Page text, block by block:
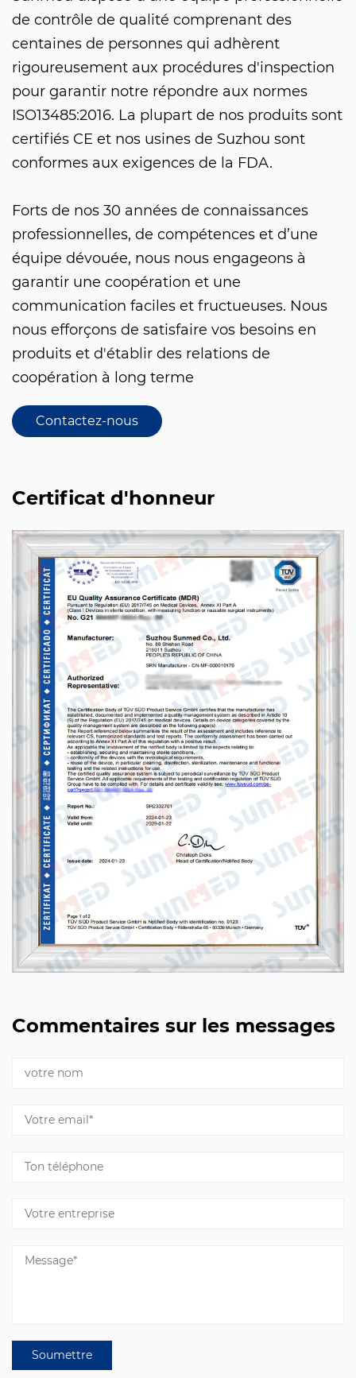
de contrôle de qualité comprenant des
centaines de personnes qui adhèrent
rigoureusement aux procédures d'inspection
pour garantir notre répondre aux normes
ISO13485:2016. La plupart de nos produits sont
certifiés CE et nos usines de Suzhou sont
conformes aux exigences de la FDA.
Forts de nos 30 années de connaissances
professionnelles, de compétences et d’une
équipe dévouée, nous nous engageons à
garantir une coopération et une
communication faciles et fructueuses. Nous
nous efforçons de satisfaire vos besoins en
produits et d'établir des relations de
coopération à long terme
Contactez-nous
Certificat d'honneur
Commentaires sur les messages